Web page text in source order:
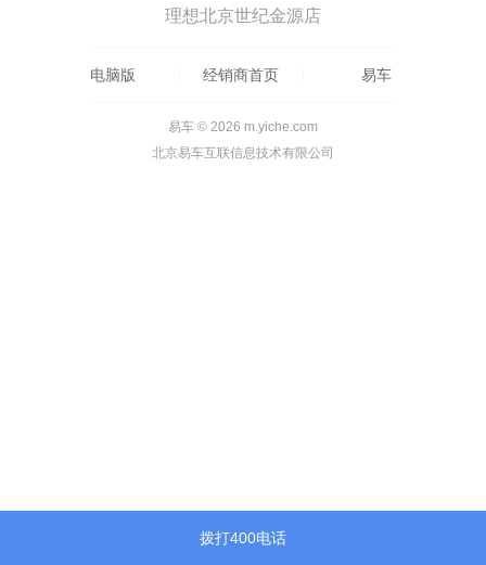
拨打400电话
理想北京世纪金源店
电脑版 经销商首页 易车
易车 © 2026 m.yiche.com
北京易车互联信息技术有限公司